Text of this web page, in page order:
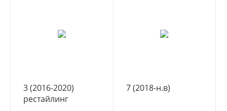
3 (2016-2020)
рестайлинг
7 (2018-н.в)